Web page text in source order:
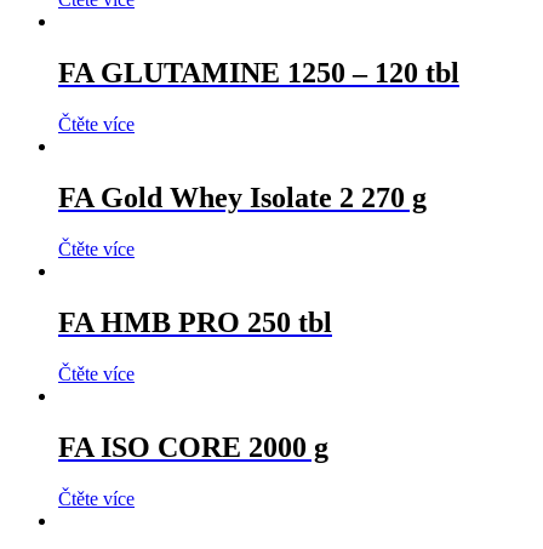
FA GLUTAMINE 1250 – 120 tbl
Čtěte více
FA Gold Whey Isolate 2 270 g
Čtěte více
FA HMB PRO 250 tbl
Čtěte více
FA ISO CORE 2000 g
Čtěte více